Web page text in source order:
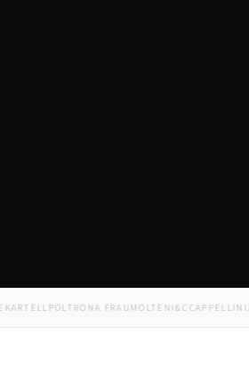
POLTRONA FRAU MOLTENI&C CAPPELLINI